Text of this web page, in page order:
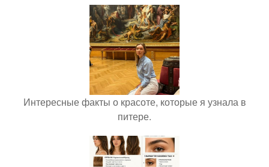
Интересные факты о красоте, которые я узнала в
питере.